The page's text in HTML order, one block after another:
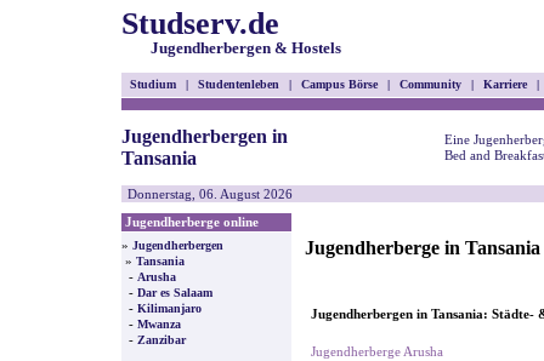
Studserv.de
Jugendherbergen & Hostels
Studium | Studentenleben | Campus Börse | Community | Karriere |
Jugendherbergen in
Tansania
Eine
Bed and
Donnerstag, 06. August 2026
Jugendherberge online
» Jugendherbergen
» Tansania
- Arusha
- Dar es Salaam
- Kilimanjaro
- Mwanza
- Zanzibar
Jugendherberge in Tansania
Jugendherbergen in Tansania: Städte-
Jugendherberge Arusha